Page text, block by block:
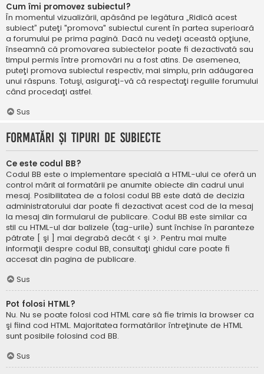
Cum îmi promovez subiectul?
În momentul vizualizării, apăsând pe legătura „Ridică acest
subiect” puteţi "promova" subiectul curent în partea superioară
a forumului pe prima pagină. Dacă nu vedeţi această opţiune,
înseamnă că promovarea subiectelor poate fi dezactivată sau
timpul permis între promovări nu a fost atins. De asemenea,
puteţi promova subiectul respectiv, mai simplu, prin adăugarea
unui răspuns. Totuşi, asiguraţi-vă că respectaţi regulile forumului
când procedaţi astfel.
Sus
Formatări şi tipuri de subiecte
Ce este codul BB?
Codul BB este o implementare specială a HTML-ului ce oferă un
control mărit al formatării pe anumite obiecte din cadrul unui
mesaj. Posibilitatea de a folosi codul BB este dată de decizia
administratorului dar poate fi dezactivat acest cod de la mesaj
la mesaj din formularul de publicare. Codul BB este similar ca
stil cu HTML-ul dar balizele (tag-urile) sunt închise în paranteze
pătrate [ şi ] mai degrabă decât < şi >. Pentru mai multe
informaţii despre codul BB, consultaţi ghidul care poate fi
accesat din pagina de publicare.
Sus
Pot folosi HTML?
Nu. Nu se poate folosi cod HTML care să fie trimis la browser ca
şi fiind cod HTML. Majoritatea formatărilor întreţinute de HTML
sunt posibile folosind cod BB.
Sus